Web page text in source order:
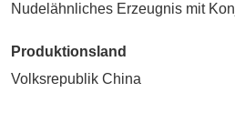
Nudelähnliches Erzeugnis mit
Produktionsland
Volksrepublik China